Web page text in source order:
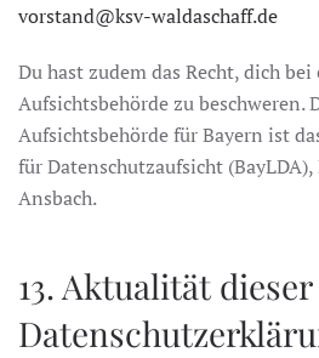
vorstand@ksv-waldaschaff.de
Du hast zudem das Recht, dich
Aufsichtsbehörde zu beschweren.
Aufsichtsbehörde für Bayern ist
für Datenschutzaufsicht
Ansbach.
13. Aktualität dieser